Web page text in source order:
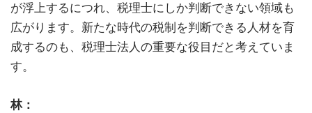
が浮上するにつれ、税理士にしか判断できない領域も
広がります。新たな時代の税制を判断できる人材を育
成するのも、税理士法人の重要な役目だと考えていま
す。
林：